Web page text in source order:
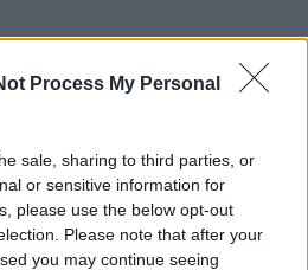
Process My Personal
sale, sharing to third parties, or
or sensitive information for
please use the below opt-out
Please note that after your
you may continue seeing
oprava povrch